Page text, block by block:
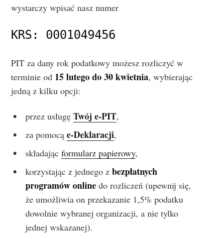
wystarczy wpisać nasz numer
KRS: 0001049456
PIT za dany rok podatkowy możesz rozliczyć w
terminie od 15 lutego do 30 kwietnia, wybierając
jedną z kilku opcji:
przez usługęTwój e-PIT,
za pomocąe-Deklaracji,
składającformularz papierowy,
korzystając z jednego zbezpłatnych
programów online do rozliczeń (upewnij się,
że umożliwia on przekazanie 1,5% podatku
dowolnie wybranej organizacji, a nie tylko
jednej wskazanej).